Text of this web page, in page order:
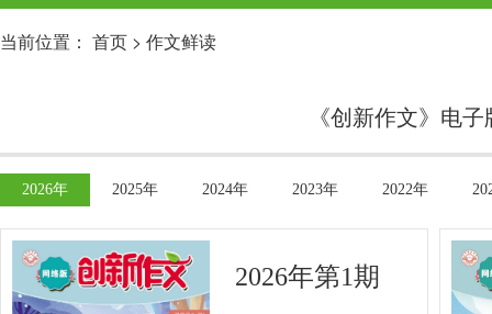
当前位置： 首页 > 作文鲜读
《创新作文》电子
2026年 2025年 2024年 2023年 2022年
2026年第1期